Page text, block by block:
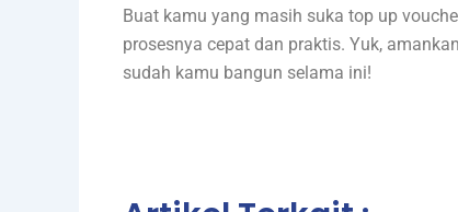
Buat kamu yang masih suka top up
prosesnya cepat dan praktis. Yuk,
sudah kamu bangun selama ini!